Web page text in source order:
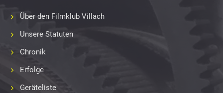
Über den Filmklub Villach
Unsere Statuten
Chronik
Erfolge
Geräteliste